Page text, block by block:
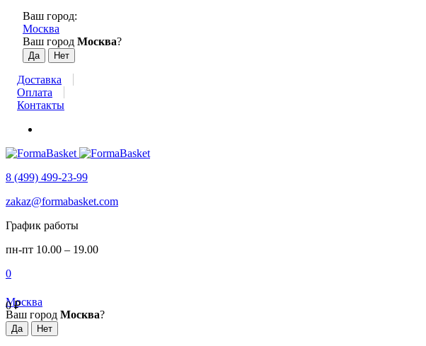
Ваш город:
Москва
Ваш город Москва?
Доставка
Оплата
Контакты
8 (499) 499-23-99
zakaz@formabasket.com
График работы
пн-пт 10.00 – 19.00
0
0₽
Москва
Ваш город Москва?